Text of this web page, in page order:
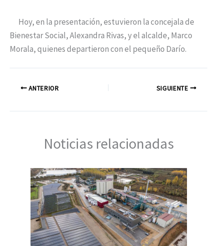
Hoy, en la presentación, estuvieron la concejala de
Bienestar Social, Alexandra Rivas, y el alcalde, Marco
Morala, quienes departieron con el pequeño Darío.
ANTERIOR SIGUIENTE
Noticias relacionadas